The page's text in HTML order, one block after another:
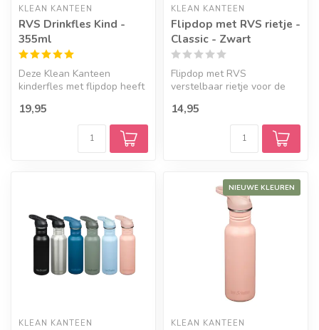
KLEAN KANTEEN
RVS Drinkfles Kind -
355ml
Deze Klean Kanteen
kinderfles met flipdop heeft
perfect ...
19,95
KLEAN KANTEEN
Flipdop met RVS rietje -
Classic - Zwart
Flipdop met RVS
verstelbaar rietje voor de
flessen.
14,95
KLEAN KANTEEN
NIEUWE KLEUREN
KLEAN KANTEEN